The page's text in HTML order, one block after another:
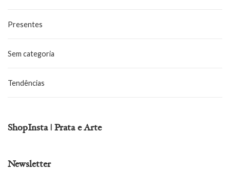
Presentes
Sem categoria
Tendências
ShopInsta | Prata e Arte
Newsletter